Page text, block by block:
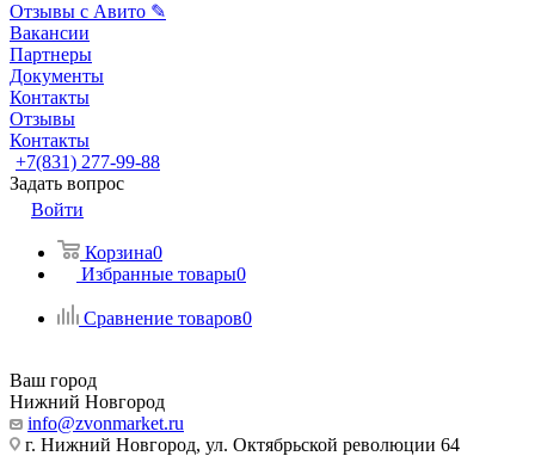
Отзывы с Авито ✎
Вакансии
Партнеры
Документы
Контакты
Отзывы
Контакты
+7(831) 277-99-88
Задать вопрос
Войти
Корзина0
Избранные товары0
Сравнение товаров0
Ваш город
Нижний Новгород
info@zvonmarket.ru
г. Нижний Новгород, ул. Октябрьской революции 64